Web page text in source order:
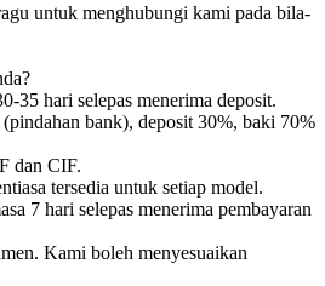
untuk menghubungi kami pada bila-
35 hari selepas menerima deposit.
bank), deposit 30%, baki 70%
dan CIF.
tersedia untuk setiap model.
7 hari selepas menerima pembayaran
Kami boleh menyesuaikan